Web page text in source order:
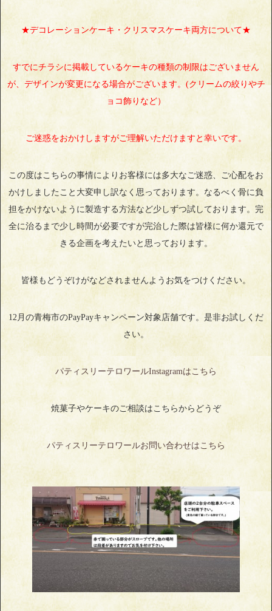
★デコレーションケーキ・クリスマスケーキ両方について★
すでにチラシに掲載しているケーキの種類の制限はございません
が、デザインが変更になる場合がございます。(クリームの絞りやチ
ョコ飾りなど）
ご迷惑をおかけしますがご理解いただけますと幸いです。
この度はこちらの事情によりお客様には多大なご迷惑、ご心配をお
かけしましたこと大変申し訳なく思っております。なるべく骨に負
担をかけないように製造する方法など少しずつ試しております。完
全に治るまで少し時間が必要ですが完治した際は皆様に何か還元で
きる企画を考えたいと思っております。
皆様もどうぞけがなどされませんようお気をつけください。
12月の青梅市のPayPayキャンペーン対象店舗です。是非お試しくだ
さい。
パティスリーテロワールInstagramはこちら
焼菓子やケーキのご相談はこちらからどうぞ
パティスリーテロワールお問い合わせはこちら